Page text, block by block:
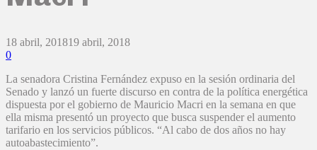
18 abril, 201819 abril, 2018
0
La senadora Cristina Fernández expuso en la sesión ordinaria del
Senado y lanzó un fuerte discurso en contra de la política energética
dispuesta por el gobierno de Mauricio Macri en la semana en que
ella misma presentó un proyecto que busca suspender el aumento
tarifario en los servicios públicos. “Al cabo de dos años no hay
autoabastecimiento”.